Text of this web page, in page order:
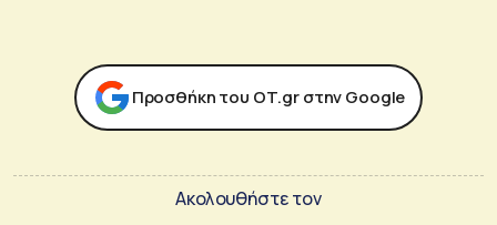
Προσθήκη του ΟΤ.gr στην Google
Ακολουθήστε τον